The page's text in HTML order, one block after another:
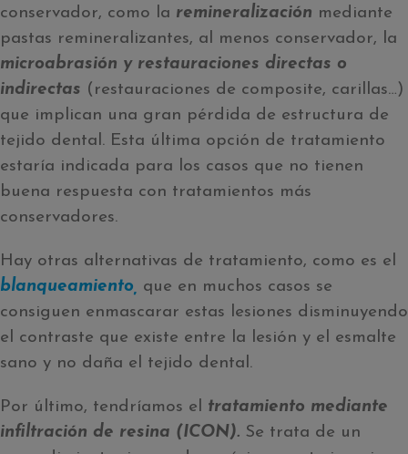
conservador, como la remineralización mediante
pastas remineralizantes, al menos conservador, la
microabrasión y restauraciones directas o
indirectas (restauraciones de composite, carillas…)
que implican una gran pérdida de estructura de
tejido dental. Esta última opción de tratamiento
estaría indicada para los casos que no tienen
buena respuesta con tratamientos más
conservadores.
Hay otras alternativas de tratamiento, como es el
blanqueamiento,
que en muchos casos se
consiguen enmascarar estas lesiones disminuyendo
el contraste que existe entre la lesión y el esmalte
sano y no daña el tejido dental.
Por último, tendríamos el tratamiento mediante
infiltración de resina (ICON). Se trata de un